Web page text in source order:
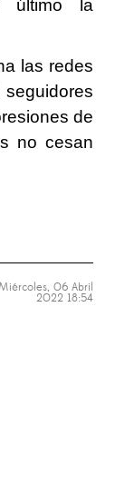
último la
las redes
de
no cesan
06 Abril
2022 18:54